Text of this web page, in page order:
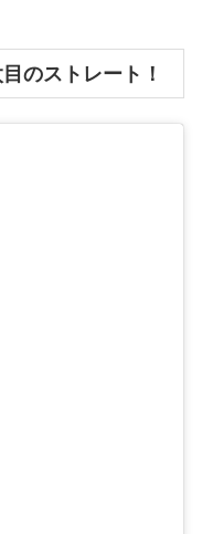
のストレート！